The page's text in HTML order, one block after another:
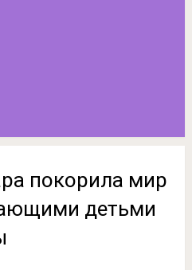
покорила мир
детьми